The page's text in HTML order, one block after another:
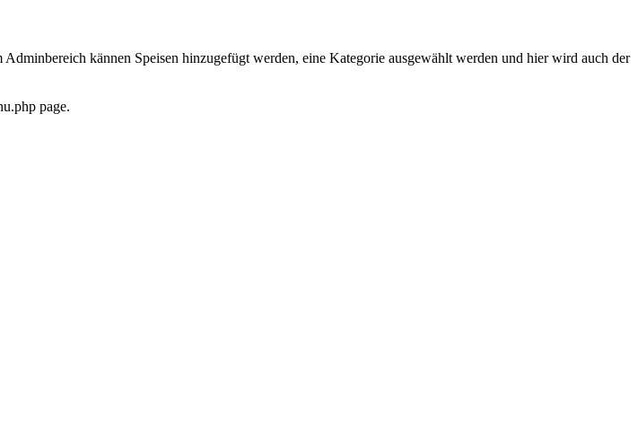
kännen Speisen hinzugefügt werden, eine Kategorie ausgewählt werden und hier wird auch der
page.